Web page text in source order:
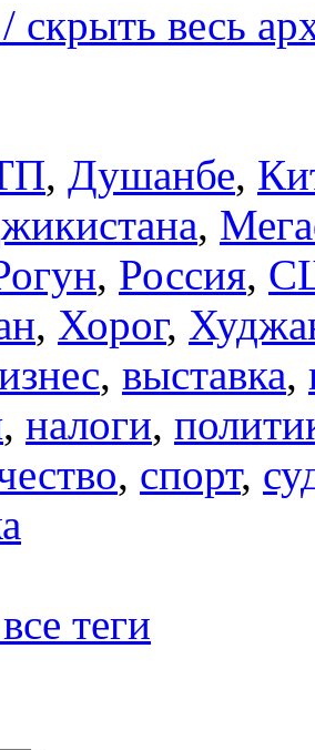
скрыть весь
, Душанбе,
,
, Россия,
, Хорог,
, выставка,
, налоги,
, спорт,
теги